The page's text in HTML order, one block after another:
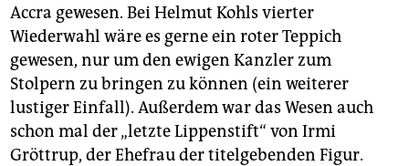
Accra gewesen. Bei Helmut Kohls vierter
Wiederwahl wäre es gerne ein roter Teppich
gewesen, nur um den ewigen Kanzler zum
Stolpern zu bringen zu können (ein weiterer
lustiger Einfall). Außerdem war das Wesen auch
schon mal der „letzte Lippenstift“ von Irmi
Gröttrup, der Ehefrau der titelgebenden Figur.